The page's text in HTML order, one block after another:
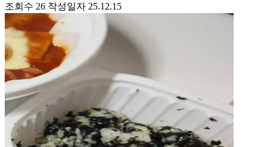
조회수 26 작성일자 25.12.15